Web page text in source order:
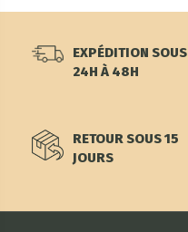
EXPÉDITION SOUS
24H À 48H
RETOUR SOUS 15
JOURS